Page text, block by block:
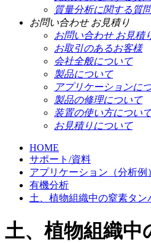
質量分析に関する質
お問い合わせ お見積り
お問い合わせ お見積
お取引のあるお客様
会社全般について
製品について
アプリケーションに
製品の修理について
装置の使い方につい
お見積りについて
HOME
サポート/資料
アプリケーション（分析例
有機分析
土、植物組織中の窒素タ
土、植物組織中